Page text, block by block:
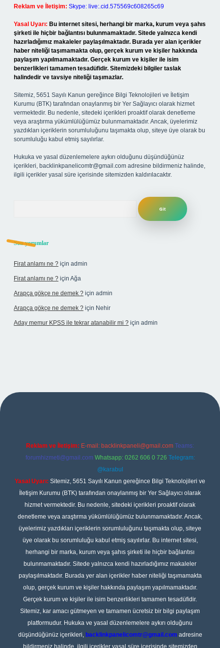
Reklam ve İletişim: Skype: live:.cid.575569c608265c69
Yasal Uyarı: Bu internet sitesi, herhangi bir marka, kurum veya şahıs
şirketi ile hiçbir bağlantısı bulunmamaktadır. Sitede yalnızca kendi
hazırladığımız makaleler paylaşılmaktadır. Burada yer alan içerikler
haber niteliği taşımamakta olup, gerçek kurum ve kişiler hakkında
paylaşım yapılmamaktadır. Gerçek kurum ve kişiler ile isim
benzerlikleri tamamen tesadüfidir. Sitemizdeki bilgiler taslak
halindedir ve tavsiye niteliği taşımazlar.
Sitemiz, 5651 Sayılı Kanun gereğince Bilgi Teknolojileri ve İletişim
Kurumu (BTK) tarafından onaylanmış bir Yer Sağlayıcı olarak hizmet
vermektedir. Bu nedenle, sitedeki içerikleri proaktif olarak denetleme
veya araştırma yükümlülüğümüz bulunmamaktadır. Ancak, üyelerimiz
yazdıkları içeriklerin sorumluluğunu taşımakta olup, siteye üye olarak bu
sorumluluğu kabul etmiş sayılırlar.
Hukuka ve yasal düzenlemelere aykırı olduğunu düşündüğünüz
içerikleri, backlinkpanelicomtr@gmail.com adresine bildirmeniz halinde,
ilgili içerikler yasal süre içerisinde sitemizden kaldırılacaktır.
Son yorumlar
Firat anlamı ne ? için admin
Firat anlamı ne ? için Ağa
Arapça gökçe ne demek ? için admin
Arapça gökçe ne demek ? için Nehir
Aday memur KPSS ile tekrar atanabilir mi ? için admin
Reklam ve İletişim: E-mail: backlinkpaneli@gmail.com Teams:
forumhizmeti@gmail.com Whatsapp: 0262 606 0 726 Telegram:
@karabul
Yasal Uyarı: Sitemiz, 5651 Sayılı Kanun gereğince Bilgi Teknolojileri ve
İletişim Kurumu (BTK) tarafından onaylanmış bir Yer Sağlayıcı olarak
hizmet vermektedir. Bu nedenle, sitedeki içerikleri proaktif olarak
denetleme veya araştırma yükümlülüğümüz bulunmamaktadır. Ancak,
üyelerimiz yazdıkları içeriklerin sorumluluğunu taşımakta olup, siteye
üye olarak bu sorumluluğu kabul etmiş sayılırlar. Bu internet sitesi,
herhangi bir marka, kurum veya şahıs şirketi ile hiçbir bağlantısı
bulunmamaktadır. Sitede yalnızca kendi hazırladığımız makaleler
paylaşılmaktadır. Burada yer alan içerikler haber niteliği taşımamakta
olup, gerçek kurum ve kişiler hakkında paylaşım yapılmamaktadır.
Gerçek kurum ve kişiler ile isim benzerlikleri tamamen tesadüfidir.
Sitemiz, kar amacı gütmeyen ve tamamen ücretsiz bir bilgi paylaşım
platformudur. Hukuka ve yasal düzenlemelere aykırı olduğunu
düşündüğünüz içerikleri, backlinkpanelicomtr@gmail.com adresine
bildirmeniz halinde, ilgili içerikler yasal süre içerisinde sitemizden